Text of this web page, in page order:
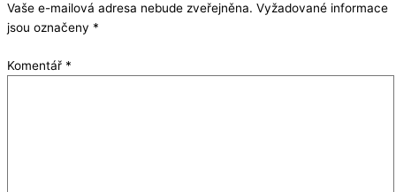
Vaše e-mailová adresa nebude zveřejněna. Vyžadované informace
jsou označeny *
Komentář *